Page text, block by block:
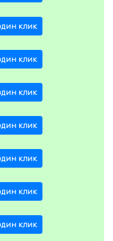
клик
клик
клик
клик
клик
клик
клик